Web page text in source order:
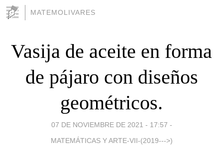
MATEMOLIVARES
Vasija de aceite en forma
de pájaro con diseños
geométricos.
07 DE NOVIEMBRE DE 2021 - 17:57 -
MATEMÁTICAS Y ARTE-VII-(2019--->)